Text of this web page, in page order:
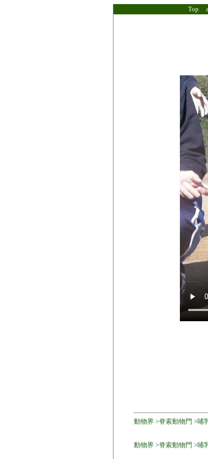
Top
動物界 >脊索動物門 >哺
動物界 >脊索動物門 >哺